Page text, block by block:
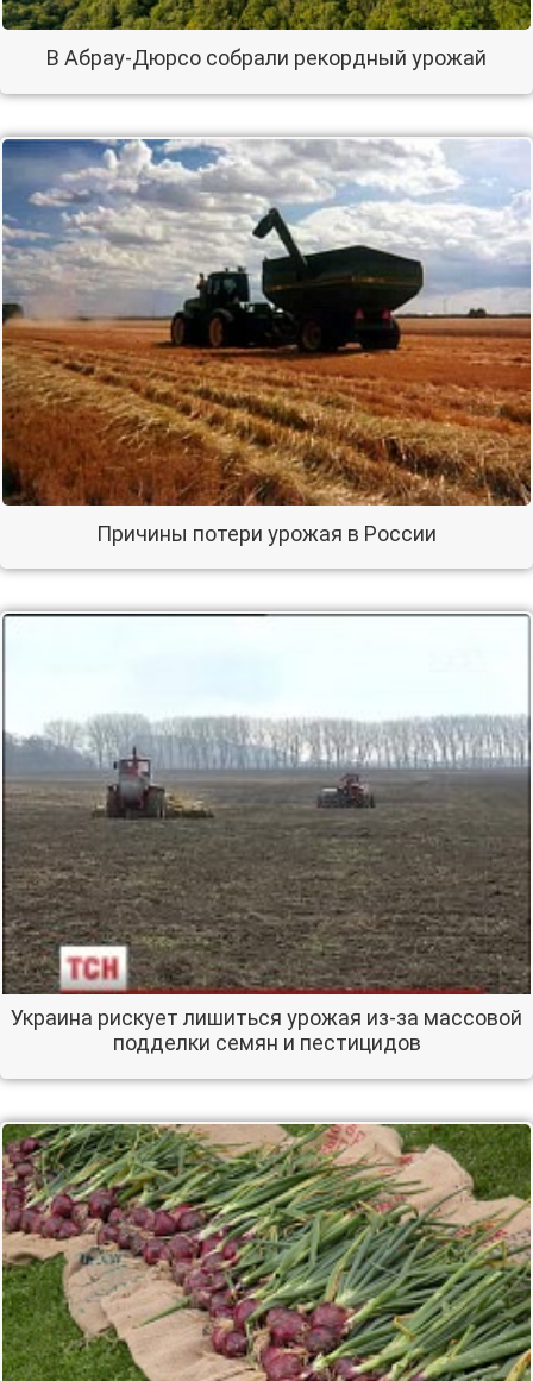
В Абрау-Дюрсо собрали рекордный урожай
Причины потери урожая в России
Украина рискует лишиться урожая из-за массовой
подделки семян и пестицидов